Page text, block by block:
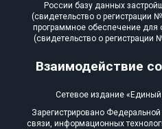
Взаимодействие
России базу данных
(свидетельство о регистрации
программное обеспечение для
(свидетельство о регистрации
Сетевое издание
Зарегистрировано
связи, информационных